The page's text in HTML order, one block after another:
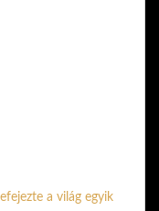
a világ egyik